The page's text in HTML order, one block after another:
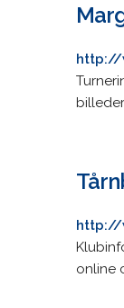
http://
billeder
http://
online